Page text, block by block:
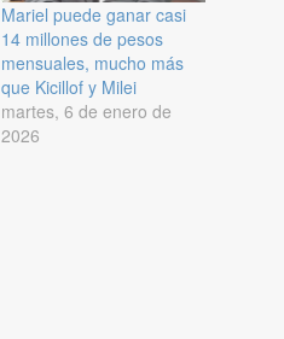
Mariel puede ganar casi
14 millones de pesos
mensuales, mucho más
que Kicillof y Milei
martes, 6 de enero de
2026